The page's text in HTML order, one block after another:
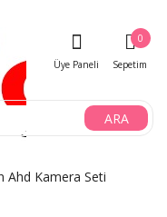
ARA
Üye Paneli Sepetim
0
Ahd Kamera Seti